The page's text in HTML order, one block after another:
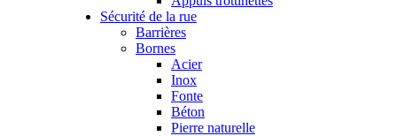
Sécurité de la rue
Barrières
Bornes
Acier
Inox
Fonte
Béton
Pierre naturelle